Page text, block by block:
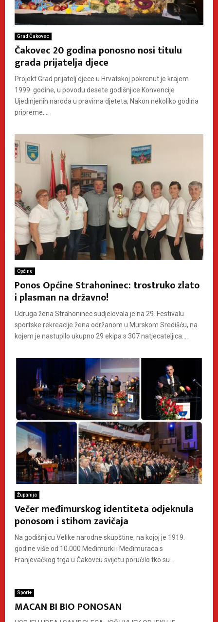
Grad Čakovec
Čakovec 20 godina ponosno nosi titulu
grada prijatelja djece
Projekt Grad prijatelj djece u Hrvatskoj pokrenut je krajem
1999. godine, u povodu desete godišnjice Konvencije
Ujedinjenih naroda u pravima djeteta, Nakon nekoliko godina
pripreme,...
Općine
Ponos Općine Strahoninec: trostruko zlato
i plasman na državno!
Udruga žena Strahoninec sudjelovala je na 29. Festivalu
sportske rekreacije žena održanom u Murskom Središću, na
kojem je nastupilo ukupno 29 ekipa s 307 natjecateljica....
Županija
Večer međimurskog identiteta odjeknula
ponosom i stihom zavičaja
Na godišnjicu Velike narodne skupštine, na kojoj je 1919.
godine više od 10.000 Međimurki i Međimuraca s
Franjevačkog trga u Čakovcu svijetu poručilo tko su...
Sport+
MACAN BI BIO PONOSAN